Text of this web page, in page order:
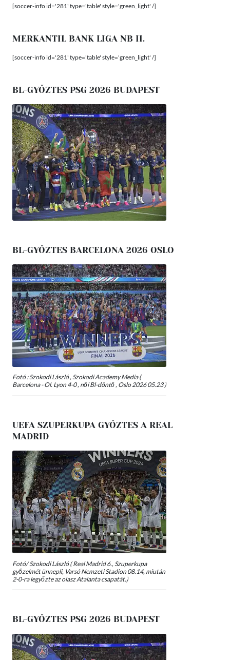
[soccer-info id='281' type='table' style='green_light' /]
MERKANTIL BANK LIGA NB II.
[soccer-info id='281' type='table' style='green_light' /]
BL-GYŐZTES PSG 2026 BUDAPEST
BL-GYŐZTES BARCELONA 2026 OSLO
Fotó : Szokodi László , Szokodi Academy Media (
Barcelona - Ol. Lyon 4-0 , női Bl-döntő , Oslo 2026 05.23 )
UEFA SZUPERKUPA GYŐZTES A REAL
MADRID
Fotó/ Szokodi László ( Real Madrid 6., Szuperkupa
győzelmét ünnepli, Varsó Nemzeti Stadion 08.14, miután
2-0-ra legyőzte az olasz Atalanta csapatát.)
BL-GYŐZTES PSG 2026 BUDAPEST